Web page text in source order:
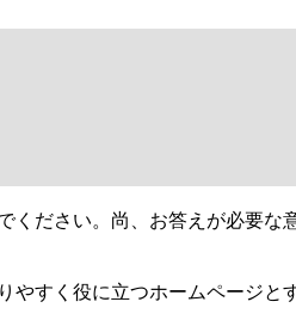
ださい。尚、お答えが必要な
やすく役に立つホームページと